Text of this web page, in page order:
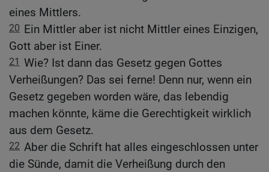
eines Mittlers.
20 Ein Mittler aber ist nicht Mittler eines Einzigen,
Gott aber ist Einer.
21 Wie? Ist dann das Gesetz gegen Gottes
Verheißungen? Das sei ferne! Denn nur, wenn ein
Gesetz gegeben worden wäre, das lebendig
machen könnte, käme die Gerechtigkeit wirklich
aus dem Gesetz.
22 Aber die Schrift hat alles eingeschlossen unter
die Sünde, damit die Verheißung durch den